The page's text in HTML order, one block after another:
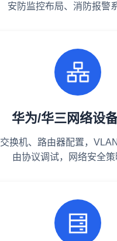
安防监控布局、消防报警
华为/华三网络设
交换机、路由器配置，
由协议调试，网络安全